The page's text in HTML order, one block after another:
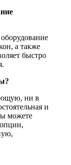
а также
быстро
ни в
и
можете